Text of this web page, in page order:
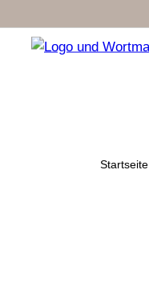
Startseite